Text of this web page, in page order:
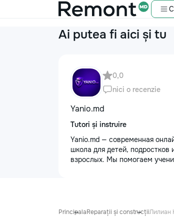
Ai putea fi aici și tu
0,0
nici o recenzie
Yanio.md
Tutori și instruire
Yanio.md — современная
школа для детей, подростков
взрослых. Мы помогаем
целей. В нашей команде
PrincipalaReparații și construcțiiЛилиан